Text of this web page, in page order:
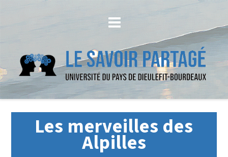
Les merveilles des
Alpilles